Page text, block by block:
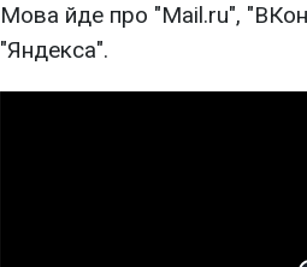
Мова йде про "Mail.ru",
"Яндекса".